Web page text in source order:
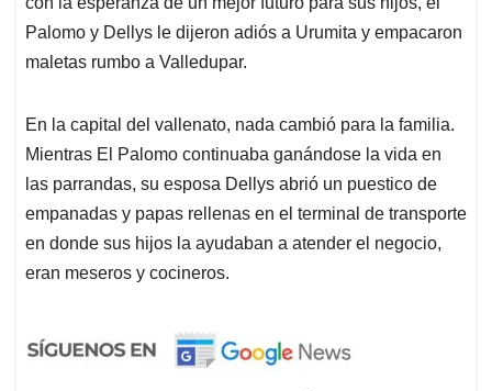
Palomo y Dellys le dijeron adiós a Urumita y empacaron
maletas rumbo a Valledupar.
En la capital del vallenato, nada cambió para la familia.
Mientras El Palomo continuaba ganándose la vida en
las parrandas, su esposa Dellys abrió un puestico de
empanadas y papas rellenas en el terminal de transporte
en donde sus hijos la ayudaban a atender el negocio,
eran meseros y cocineros.